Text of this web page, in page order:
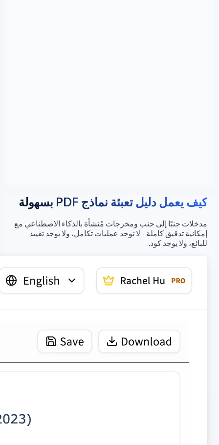
كيف يعمل دليل تعبئة نماذج PDF بسهولة
مدخلات جنبًا إلى جنب ومخرجات مُنشأة بالذكاء الاصطناعي مع
إمكانية تدقيق كاملة - لا توجد عمليات تكامل، ولا يوجد تقييد
للبائع، ولا يوجد كود.